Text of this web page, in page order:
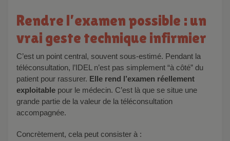
Rendre l’examen possible : un
vrai geste technique infirmier
C’est un point central, souvent sous-estimé. Pendant la
téléconsultation, l’IDEL n’est pas simplement “à côté” du
patient pour rassurer. Elle rend l’examen réellement
exploitable pour le médecin. C’est là que se situe une
grande partie de la valeur de la téléconsultation
accompagnée.
Concrètement, cela peut consister à :